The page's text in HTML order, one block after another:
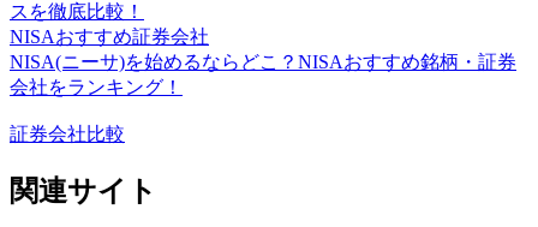
スを徹底比較！
NISAおすすめ証券会社
NISA(ニーサ)を始めるならどこ？NISAおすすめ銘柄・証券
会社をランキング！
証券会社比較
関連サイト